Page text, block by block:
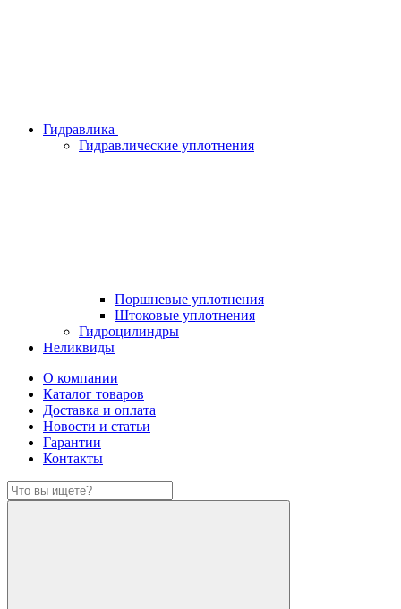
Гидравлика
Гидравлические уплотнения
Поршневые уплотнения
Штоковые уплотнения
Гидроцилиндры
Неликвиды
О компании
Каталог товаров
Доставка и оплата
Новости и статьи
Гарантии
Контакты